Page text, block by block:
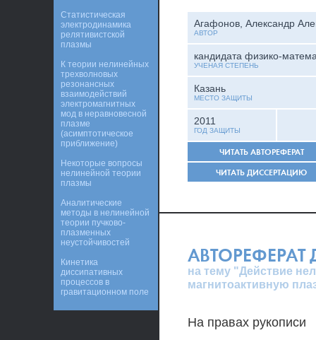
Агафонов, Александр
АВТОР
кандидата физико-
УЧЕНАЯ СТЕПЕНЬ
Казань
МЕСТО ЗАЩИТЫ
2011
ГОД ЗАЩИТЫ
ЧИТАТЬ АВТОРЕФЕРАТ
ЧИТАТЬ ДИССЕРТАЦИЮ
АВТОРЕФЕРАТ
на тему "Действие
магнитоактивную
На правах рукописи
Статистическая
электродинамика
релятивистской
плазмы
К теории нелинейных
трехволновых
резонансных
взаимодействий
электромагнитных
мод в неравновесной
плазме
(асимптотическое
приближение)
Некоторые вопросы
нелинейной теории
плазмы
Аналитические
методы в нелинейной
теории пучково-
плазменных
неустойчивостей
Кинетика
диссипативных
процессов в
гравитационном поле